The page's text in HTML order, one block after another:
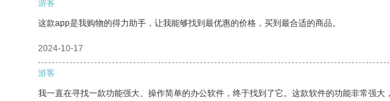
游客
这款app是我购物的得力助手，让我能够找到最优惠的价格，买到最合适的商品。
2024-10-17
游客
我一直在寻找一款功能强大、操作简单的办公软件，终于找到了它。这款软件的功能非常强